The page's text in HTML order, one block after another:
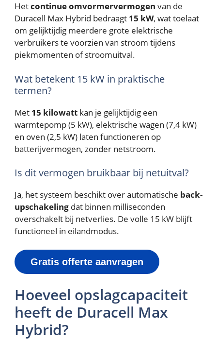
Hetcontinue omvormervermogen van de
Duracell Max Hybrid bedraagt 15 kW, wat toelaat
om gelijktijdig meerdere grote elektrische
verbruikers te voorzien van stroom tijdens
piekmomenten of stroomuitval.
Wat betekent 15 kW in praktische
termen?
Met 15 kilowatt kan je gelijktijdig een
warmtepomp (5 kW), elektrische wagen (7,4 kW)
en oven (2,5 kW) laten functioneren op
batterijvermogen, zonder netstroom.
Is dit vermogen bruikbaar bij netuitval?
Ja, het systeem beschikt over automatische back-
upschakeling dat binnen milliseconden
overschakelt bij netverlies. De volle 15 kW blijft
functioneel in eilandmodus.
Gratis offerte aanvragen
Hoeveel opslagcapaciteit
heeft de Duracell Max
Hybrid?